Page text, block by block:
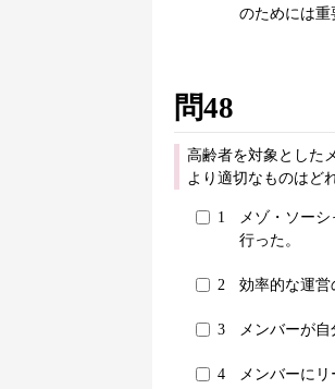
のためには重
問48
高齢者を対象とした
より適切なものはど
1
メゾ・ソー
行った。
2 効率的な運
3 メンバーが
4 メンバーに